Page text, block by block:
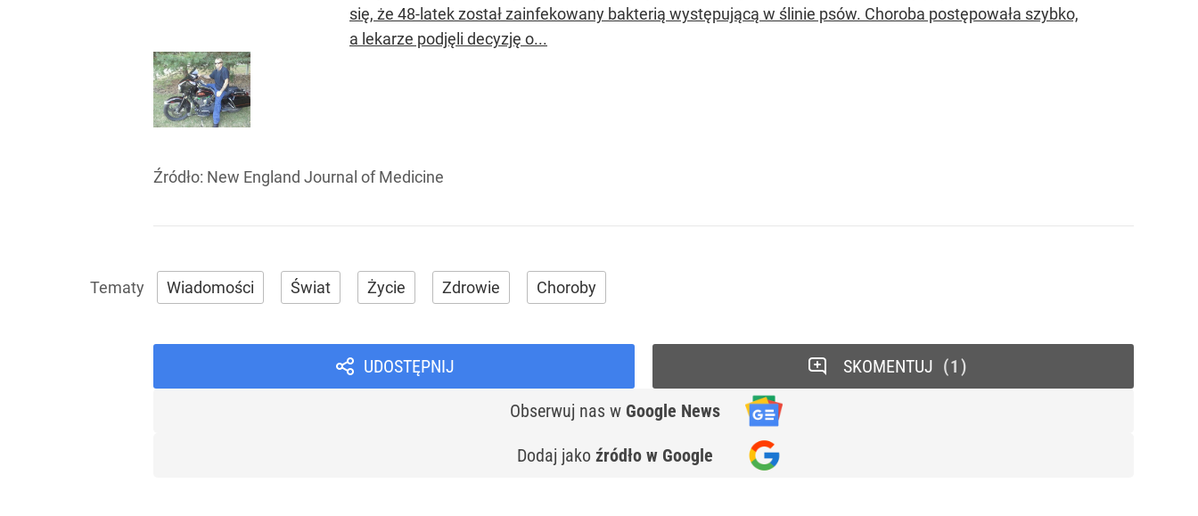
się, że 48-latek został zainfekowany bakterią występującą w ślinie psów. Choroba postępowała szybko,
a lekarze podjęli decyzję o...
Źródło: New England Journal of Medicine
Wiadomości Świat Życie Zdrowie Choroby
UDOSTĘPNIJ
Obserwuj nas w Google News
Dodaj jako źródło w Google
SKOMENTUJ 1